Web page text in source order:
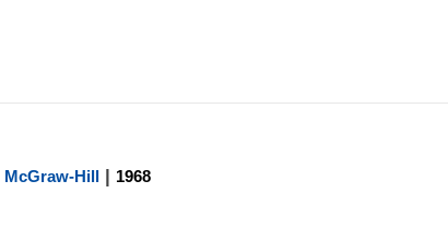
McGraw-Hill| 1968